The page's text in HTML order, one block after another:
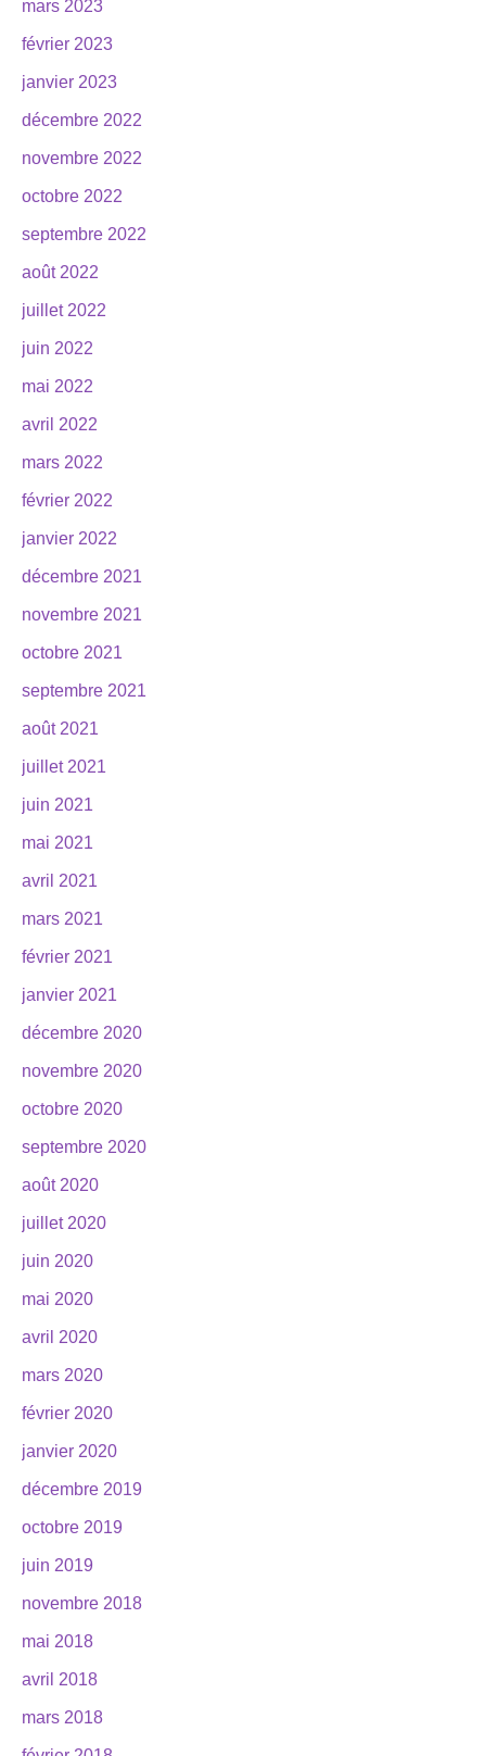
mars 2023
février 2023
janvier 2023
décembre 2022
novembre 2022
octobre 2022
septembre 2022
août 2022
juillet 2022
juin 2022
mai 2022
avril 2022
mars 2022
février 2022
janvier 2022
décembre 2021
novembre 2021
octobre 2021
septembre 2021
août 2021
juillet 2021
juin 2021
mai 2021
avril 2021
mars 2021
février 2021
janvier 2021
décembre 2020
novembre 2020
octobre 2020
septembre 2020
août 2020
juillet 2020
juin 2020
mai 2020
avril 2020
mars 2020
février 2020
janvier 2020
décembre 2019
octobre 2019
juin 2019
novembre 2018
mai 2018
avril 2018
mars 2018